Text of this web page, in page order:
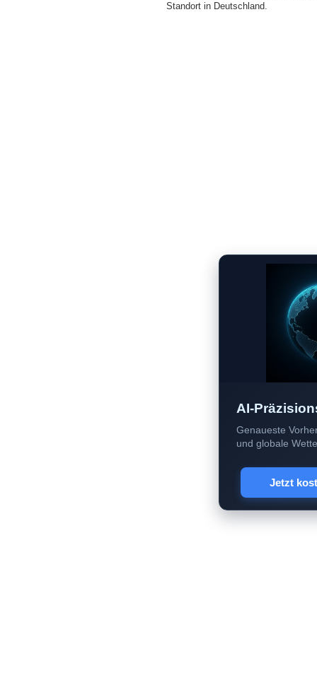
Standort in Deutschland.
AI-
Genaueste
und globale
Jetzt